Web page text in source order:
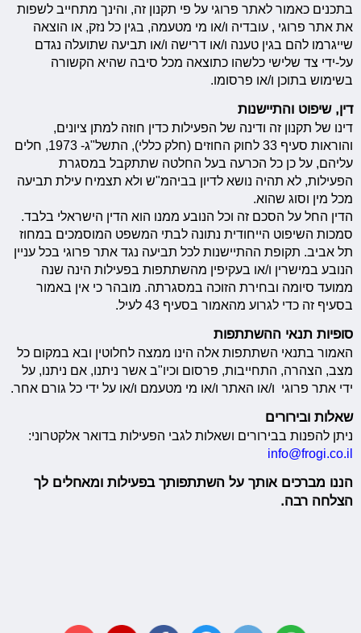
בתכנים כאמור לאתר פרוגי על פי תקנון זה, והינך מתחייב לשפות
את אתר פרוגי , עובדיה ו/או מי מטעמה, בגין כל נזק, או הוצאה
שייגרמו להם בגין טענה ו/או דרישה ו/או תביעה שתועלה נגדם
על-ידי צד שלישי כלשהו כתוצאה מכל סיבה שהיא הקשורה
בשימוש בתוכן ו/או פרסומו.
דין, שיפוט והתיישנות
דינו של תקנון זה ודינה של הפעילות כדין חוזה למתן ציונים,
והוראות סעיף 33 לחוק החוזים (חלק כללי), התשל"ג- 1973, חלים
עליהם, על כן כל הכרעה בעל החלטה שתתקבל במסגרת
הפעילות, לא תהיה נושא לדיון בביהמ"ש ולא תצמיח עילת תביעה
מכל מין וסוג שהוא.
הדין החל על הסכם זה וכל הנובע ממנו הוא הדין הישראלי בלבד.
סמכות השיפוט הייחודית נתונה לבתי המשפט המוסמכים במחוז
תל אביב. תקופת ההתיישנות לכל תביעה נגד אתר פרוגי בכל עניין
הנובע במישרין ו/או בעקיפין מהשתתפות בפעילות הינה שנה
ממועד סיומה ובחירת הזוכה במסגרתה. מובהר כי אין באמור
בסעיף זה כדי לגרוע מהאמור בסעיף 43 לעיל.
סופיות תנאי ההשתתפות
האמור בתנאי השתתפות אלה הינו ממצה לחלוטין ובא במקום כל
מצב, הצהרה, התחייבות, פרסום וכיו"ב אשר ניתנו, אם ניתנו, על
ידי אתר פרוגי ו/או האתר ו/או מי מטעמם ו/או על ידי כל גורם אחר.
שאלות ובירורים
ניתן להפנות בבירורים ושאלות לגבי הפעילות בדואר אלקטרוני:
info@frogi.co.il
הננו מברכים אותך על השתתפותך בפעילות ומאחלים לך
הצלחה רבה.